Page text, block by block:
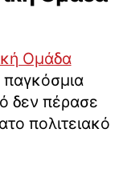
Ομάδα
δεν πέρασε
πολιτειακό